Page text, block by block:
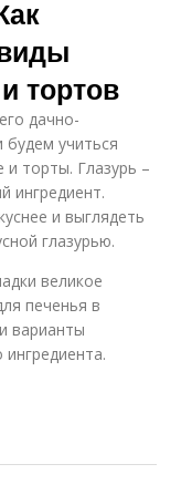
тортов
дачно-
будем учиться
торты. Глазурь –
ингредиент.
и выглядеть
глазурью.
великое
печенья в
варианты